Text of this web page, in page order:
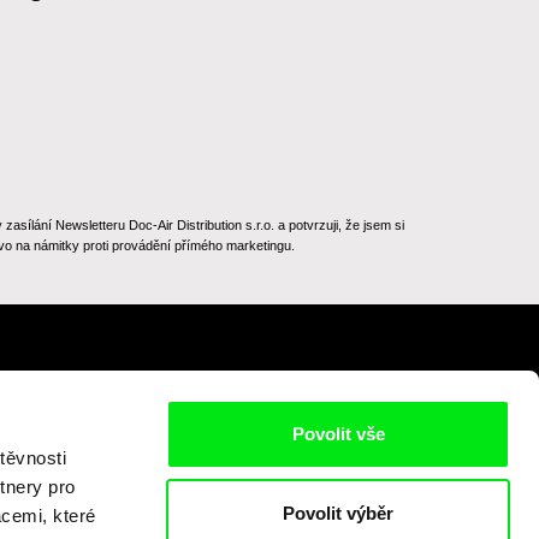
pro
které
Povolit vše
Povolit výběr
Newsletteru Doc-Air Distribution s.r.o. a potvrzuji, že jsem si
na námitky proti provádění přímého marketingu.
Na začátek stránky